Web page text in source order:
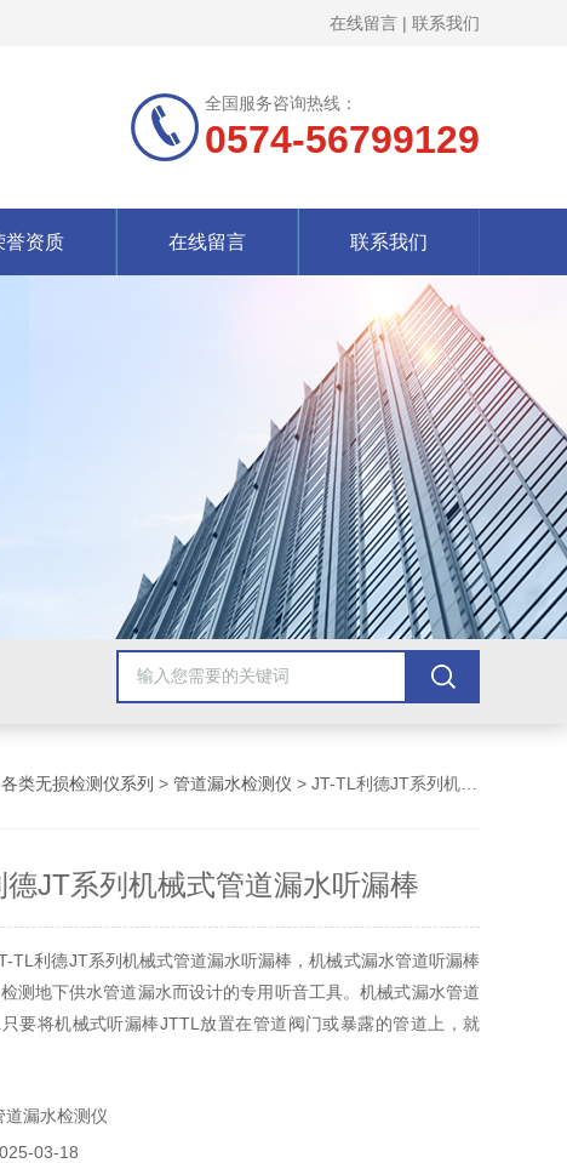
在线留言 | 联系我们
全国服务咨询热线：
0574-56799129
誉资质 在线留言 联系我们
各类无损检测仪系列 > 管道漏水检测仪 > JT-TL利德JT系列机械式管道漏水听漏棒
德JT系列机械式管道漏水听漏棒
TL利德JT系列机械式管道漏水听漏棒，机械式漏水管道听漏棒
测地下供水管道漏水而设计的专用听音工具。机械式漏水管道
要将机械式听漏棒JTTL放置在管道阀门或暴露的管道上，就
道漏水检测仪
03-18